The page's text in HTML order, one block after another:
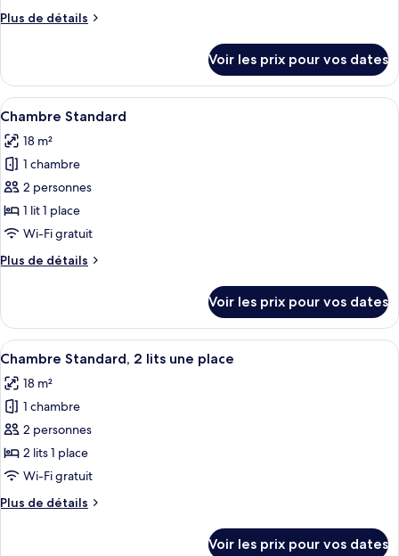
chambre :
grand
lit
et
1
canapé-
lit
Plus de détails
Plus
le
type
de
Suite,
grand
lit
et
canapé-
lit
Voir les prix pour vos dates
Afficher
toutes
les
photos
pour
ce
type
chambre :
Une chambre d’hôtel moderne
15
Chambre Standard
18 m²
1 chambre
2 personnes
1 lit 1 place
Wi-Fi gratuit
Plus de détails
Plus
le
type
de
Chambre
Standard
Voir les prix pour vos dates
Afficher
toutes
les
photos
pour
ce
type
chambre :
Une chambre d’hôtel avec un lit,
13
Chambre Standard, 2 lits une place
18 m²
1 chambre
2 personnes
2 lits 1 place
Wi-Fi gratuit
Plus de détails
Plus
Voir les prix pour vos dates